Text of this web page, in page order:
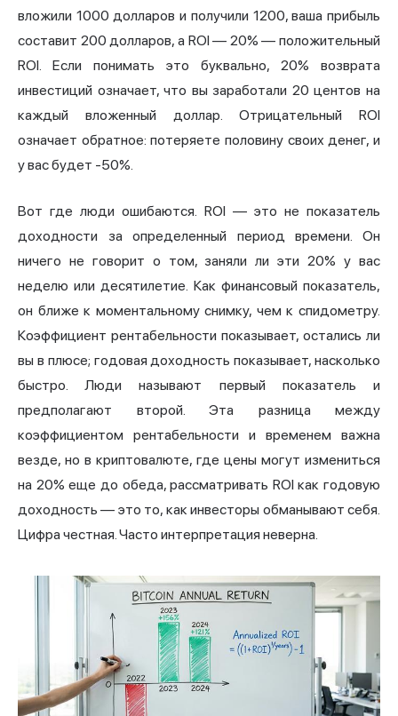
вложили 1000 долларов и получили 1200, ваша прибыль
составит 200 долларов, а ROI — 20% — положительный
ROI. Если понимать это буквально, 20% возврата
инвестиций означает, что вы заработали 20 центов на
каждый вложенный доллар. Отрицательный ROI
означает обратное: потеряете половину своих денег, и
у вас будет -50%.
Вот где люди ошибаются. ROI — это не показатель
доходности за определенный период времени. Он
ничего не говорит о том, заняли ли эти 20% у вас
неделю или десятилетие. Как финансовый показатель,
он ближе к моментальному снимку, чем к спидометру.
Коэффициент рентабельности показывает, остались ли
вы в плюсе; годовая доходность показывает, насколько
быстро. Люди называют первый показатель и
предполагают второй. Эта разница между
коэффициентом рентабельности и временем важна
везде, но в криптовалюте, где цены могут измениться
на 20% еще до обеда, рассматривать ROI как годовую
доходность — это то, как инвесторы обманывают себя.
Цифра честная. Часто интерпретация неверна.